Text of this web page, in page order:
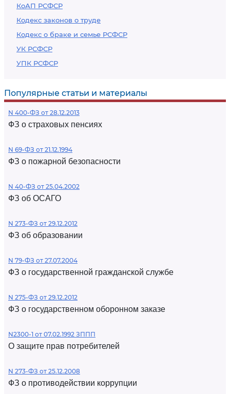
КоАП РСФСР
Кодекс законов о труде
Кодекс о браке и семье РСФСР
УК РСФСР
УПК РСФСР
Популярные статьи и материалы
N 400-ФЗ от 28.12.2013
ФЗ о страховых пенсиях
N 69-ФЗ от 21.12.1994
ФЗ о пожарной безопасности
N 40-ФЗ от 25.04.2002
ФЗ об ОСАГО
N 273-ФЗ от 29.12.2012
ФЗ об образовании
N 79-ФЗ от 27.07.2004
ФЗ о государственной гражданской службе
N 275-ФЗ от 29.12.2012
ФЗ о государственном оборонном заказе
N2300-1 от 07.02.1992 ЗППП
О защите прав потребителей
N 273-ФЗ от 25.12.2008
ФЗ о противодействии коррупции